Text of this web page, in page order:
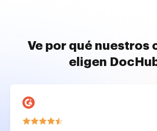
Ve por qué nuestros
eligen